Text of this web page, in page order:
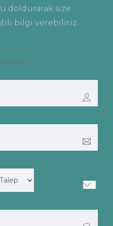
doldurarak size
bilgi verebiliriz.